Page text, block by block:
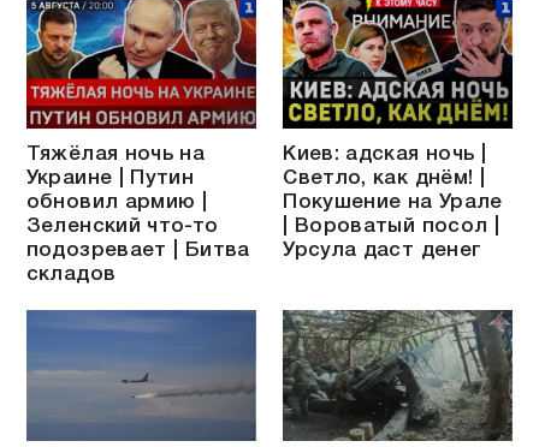
Тяжёлая ночь на
Украине | Путин
обновил армию |
Зеленский что-то
подозревает | Битва
складов
Киев: адская ночь |
Светло, как днём! |
Покушение на Урале
| Вороватый посол |
Урсула даст денег